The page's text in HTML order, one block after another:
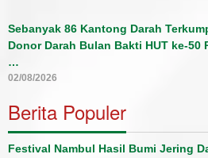
Sebanyak 86 Kantong Darah
Donor Darah Bulan Bakti HUT ke-50
…
02/08/2026
Berita Populer
Festival Nambul Hasil Bumi Jering